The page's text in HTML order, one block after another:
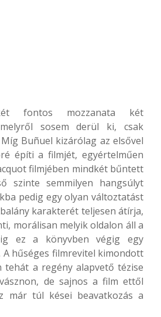
fontos mozzanata két
sosem derül ki, csak
Buñuel kizárólag az elsővel
építi a filmjét, egyértelműen
filmjében mindkét bűntett
szinte semmilyen hangsúlyt
pedig egy olyan változtatást
karakterét teljesen átírja,
morálisan melyik oldalon áll a
ez a könyvben végig egy
A hűséges filmrevitel kimondott
tehát a regény alapvető tézise
de sajnos a film ettől
már túl kései beavatkozás a